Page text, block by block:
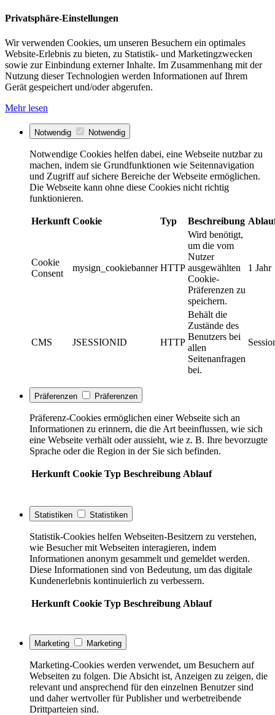
Privatsphäre-Einstellungen
Wir verwenden Cookies, um unseren Besuchern ein optimales
Website-Erlebnis zu bieten, zu Statistik- und Marketingzwecken
sowie zur Einbindung externer Inhalte. Im Zusammenhang mit der
Nutzung dieser Technologien werden Informationen auf Ihrem
Gerät gespeichert und/oder abgerufen.
Mehr lesen
Notwendig Notwendig
Notwendige Cookies helfen dabei, eine Webseite nutzbar zu
machen, indem sie Grundfunktionen wie Seitennavigation
und Zugriff auf sichere Bereiche der Webseite ermöglichen.
Die Webseite kann ohne diese Cookies nicht richtig
funktionieren.
Herkunft Cookie Typ Beschreibung
Cookie
Consent
mysign_cookiebanner HTTP
Wird benötigt,
um die vom
Nutzer
ausgewählten
Cookie-
Präferenzen zu
speichern.
1 Jahr
CMS JSESSIONID HTTP
Behält die
Zustände des
Benutzers bei
allen
Seitenanfragen
bei.
Präferenzen Präferenzen
Präferenz-Cookies ermöglichen einer Webseite sich an
Informationen zu erinnern, die die Art beeinflussen, wie sich
eine Webseite verhält oder aussieht, wie z. B. Ihre bevorzugte
Sprache oder die Region in der Sie sich befinden.
Herkunft Cookie Typ Beschreibung Ablauf
Statistiken Statistiken
Statistik-Cookies helfen Webseiten-Besitzern zu verstehen,
wie Besucher mit Webseiten interagieren, indem
Informationen anonym gesammelt und gemeldet werden.
Diese Informationen sind von Bedeutung, um das digitale
Kundenerlebnis kontinuierlich zu verbessern.
Herkunft Cookie Typ Beschreibung Ablauf
Marketing Marketing
Marketing-Cookies werden verwendet, um Besuchern auf
Webseiten zu folgen. Die Absicht ist, Anzeigen zu zeigen, die
relevant und ansprechend für den einzelnen Benutzer sind
und daher wertvoller für Publisher und werbetreibende
Drittparteien sind.